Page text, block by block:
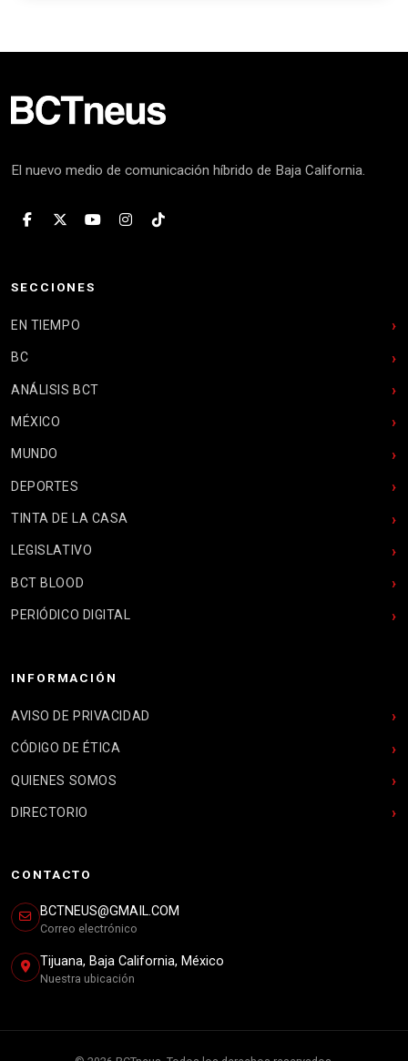
El nuevo medio de comunicación híbrido de Baja California.
SECCIONES
EN TIEMPO
BC
ANÁLISIS BCT
MÉXICO
MUNDO
DEPORTES
TINTA DE LA CASA
LEGISLATIVO
BCT BLOOD
PERIÓDICO DIGITAL
INFORMACIÓN
AVISO DE PRIVACIDAD
CÓDIGO DE ÉTICA
QUIENES SOMOS
DIRECTORIO
CONTACTO
BCTNEUS@GMAIL.COM
Correo electrónico
Tijuana, Baja California, México
Nuestra ubicación